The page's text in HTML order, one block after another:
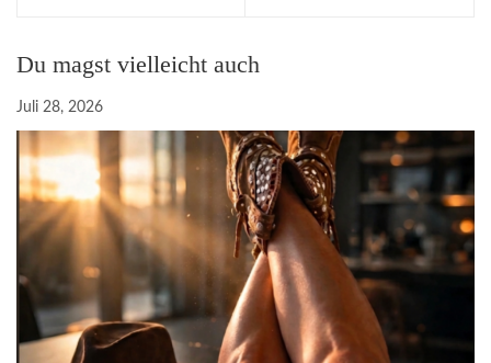
Du magst vielleicht auch
Juli 28, 2026